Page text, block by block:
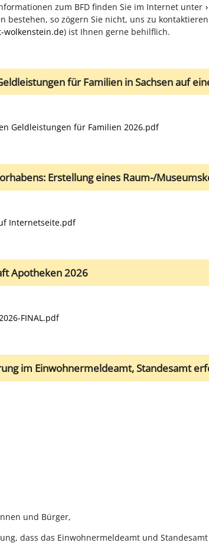
zum BFD finden Sie im Internet unter
bestehen, so zögern Sie nicht, uns zu
wolkenstein.de) ist Ihnen gerne behilflich.
für Familien in Sachsen auf
Geldleistungen für Familien 2026.pdf
Erstellung eines Raum-/
Internetseite.pdf
Apotheken 2026
FINAL.pdf
im Einwohnermeldeamt, Standesamt
und Bürger,
dass das Einwohnermeldeamt und